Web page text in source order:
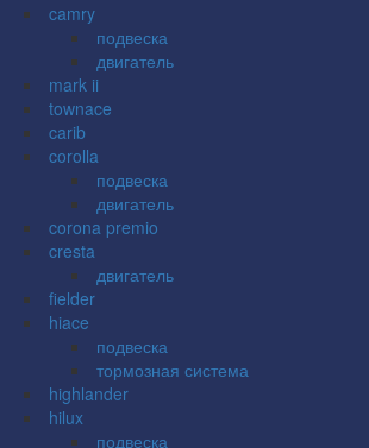
camry
подвеска
двигатель
mark ii
townace
carib
corolla
подвеска
двигатель
corona premio
cresta
двигатель
fielder
hiace
подвеска
тормозная система
highlander
hilux
подвеска